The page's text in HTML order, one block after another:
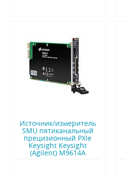
Источник/измеритель
SMU пятиканальный
прецизионный PXIe
Keysight Keysight
(Agilent) M9614A